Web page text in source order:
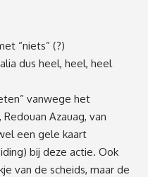
“niets” (?)
dus heel, heel, heel
vanwege het
Azauag, van
een gele kaart
bij deze actie. Ook
van de scheids, maar de